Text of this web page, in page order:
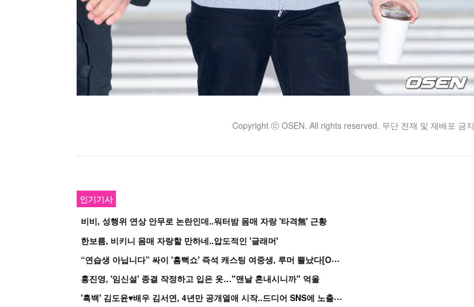
Copyright ⓒ OSEN. All rights reserved. 무단 전재 및 재배포 금지
인기기사
비비, 성행위 연상 안무로 논란인데..워터밤 몸매 자랑 '타격無' 근황
한보름, 비키니 몸매 자랑할 만하네..압도적인 '글래머'
“
연습생 아닙니다” 싸이 '흠뻑쇼' 즉석 캐스팅 여중생, 루머 뿔났다[Oh!쎈 이...
홍진영, '임신설' 종결 작정하고 입은 옷…"맨날 혼내시니까" 억울
'
흑백' 김도윤♥배우 김서연, 4년만 공개열애 시작..드디어 SNS에 노출 [핫피...